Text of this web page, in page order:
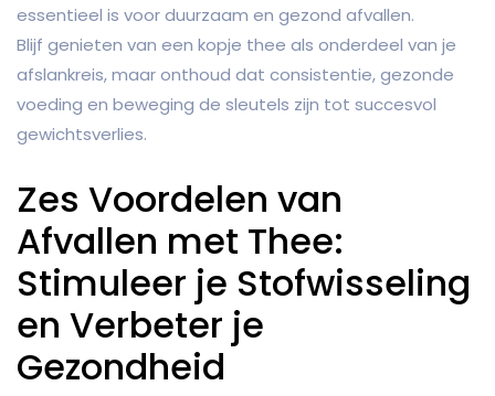
essentieel is voor duurzaam en gezond afvallen.
Blijf genieten van een kopje thee als onderdeel van je
afslankreis, maar onthoud dat consistentie, gezonde
voeding en beweging de sleutels zijn tot succesvol
gewichtsverlies.
Zes Voordelen van
Afvallen met Thee:
Stimuleer je Stofwisseling
en Verbeter je
Gezondheid